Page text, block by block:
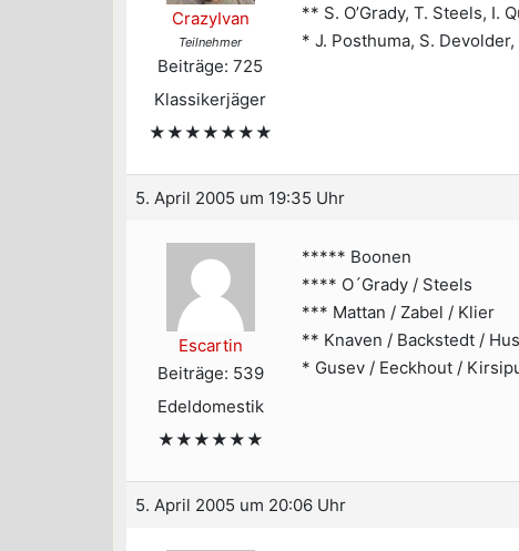
CrazyIvan
Teilnehmer
Beiträge: 725
Klassikerjäger
★★★★★★★
** S. O’Grady, T. Steels, I.
* J. Posthuma, S.
5. April 2005 um 19:35 Uhr
Escartin
Beiträge: 539
Edeldomestik
★★★★★★
***** Boonen
**** O´Grady / Steels
*** Mattan / Zabel / Klier
** Knaven / Backstedt /
* Gusev / Eeckhout /
5. April 2005 um 20:06 Uhr